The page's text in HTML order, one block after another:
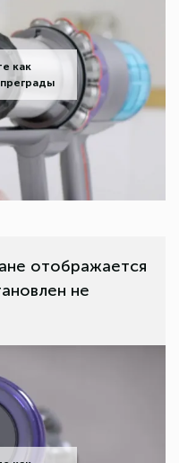
как
отображается
не